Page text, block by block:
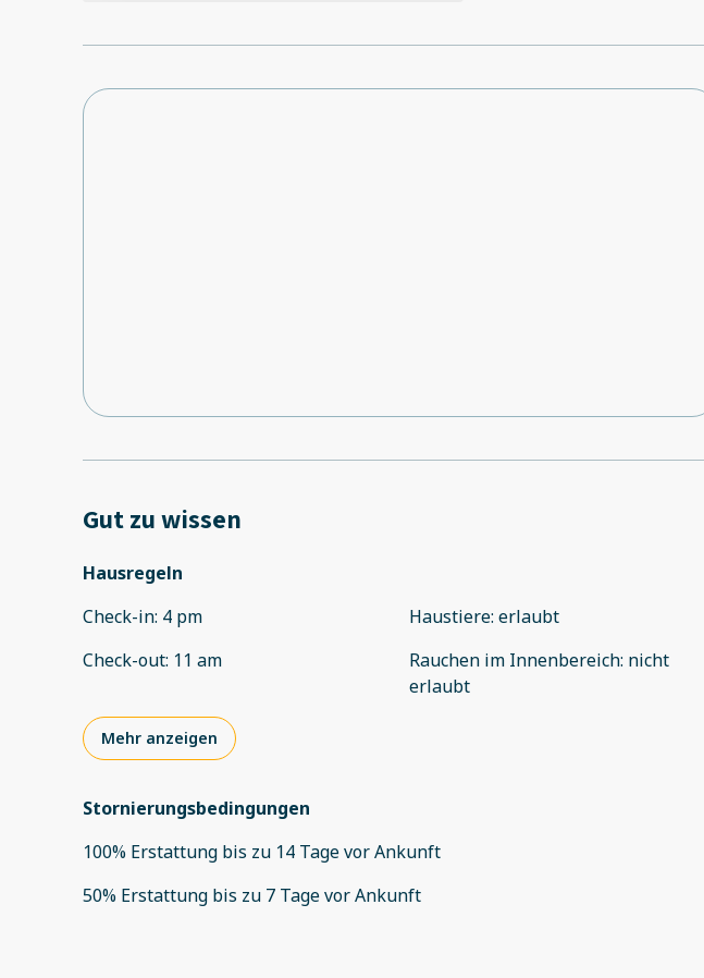
Gut zu wissen
Hausregeln
Check-in: 4 pm
Check-out: 11 am
Haustiere: erlaubt
Rauchen im Innenbereich: nicht
erlaubt
Mehr anzeigen
Stornierungsbedingungen
100% Erstattung bis zu 14 TagevorAnkunft
50% Erstattung bis zu 7 TagevorAnkunft